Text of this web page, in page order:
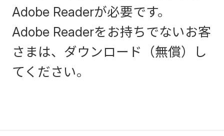
Adobe Readerが必要です。
Adobe Readerをお持ちでないお客
さまは、ダウンロード（無償）し
てください。